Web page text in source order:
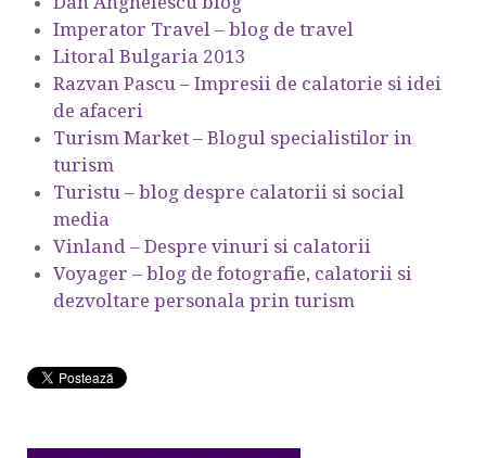
Imperator Travel – blog de travel
Litoral Bulgaria 2013
Razvan Pascu – Impresii de calatorie si idei
de afaceri
Turism Market – Blogul specialistilor in
turism
Turistu – blog despre calatorii si social
media
Vinland – Despre vinuri si calatorii
Voyager – blog de fotografie, calatorii si
dezvoltare personala prin turism